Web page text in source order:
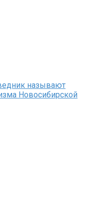
называют
Новосибирской